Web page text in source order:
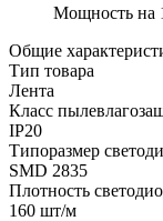
Мощность на
Общие
Тип товара
Лента
Класс
IP20
Типоразмер
SMD 2835
Плотность
160 шт/м